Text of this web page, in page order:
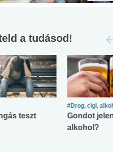
a tudásod!
teszt
#Drog, cigi,
Gondot
alkohol?